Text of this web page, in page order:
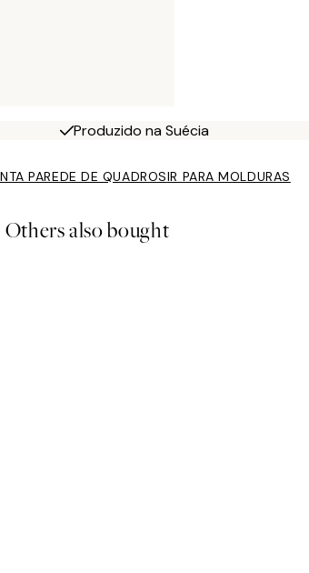
Produzido na Suécia
PAREDE DE QUADROSIR PARA MOLDURAS
Others also bought